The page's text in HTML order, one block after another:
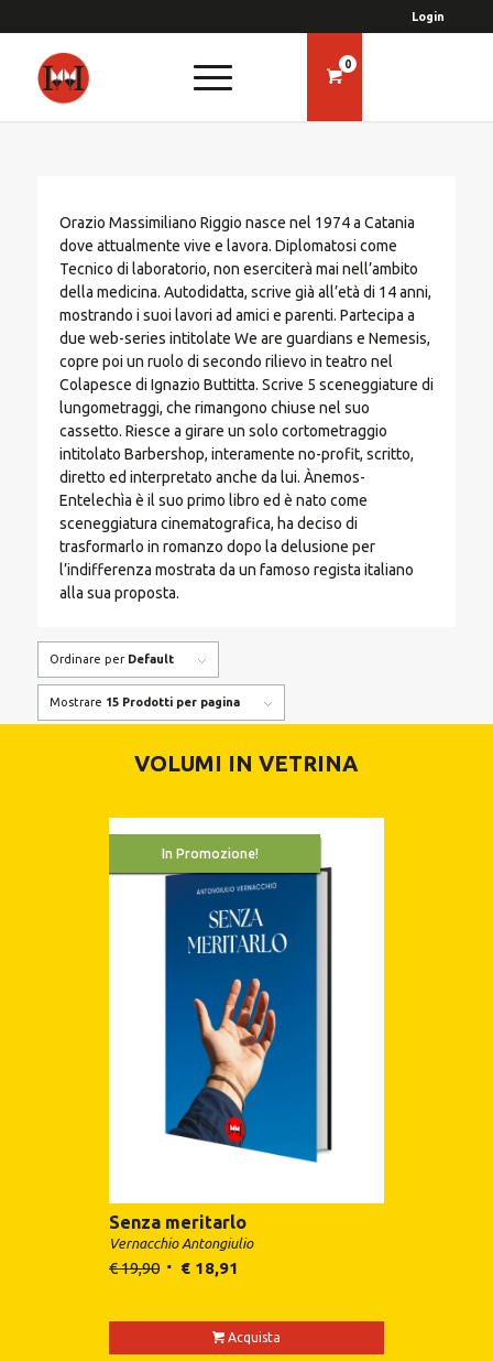
Login
0
Orazio Massimiliano Riggio nasce nel 1974 a Catania
dove attualmente vive e lavora. Diplomatosi come
Tecnico di laboratorio, non eserciterà mai nell’ambito
della medicina. Autodidatta, scrive già all’età di 14 anni,
mostrando i suoi lavori ad amici e parenti. Partecipa a
due web-series intitolate We are guardians e Nemesis,
copre poi un ruolo di secondo rilievo in teatro nel
Colapesce di Ignazio Buttitta. Scrive 5 sceneggiature di
lungometraggi, che rimangono chiuse nel suo
cassetto. Riesce a girare un solo cortometraggio
intitolato Barbershop, interamente no-profit, scritto,
diretto ed interpretato anche da lui. Ànemos-
Entelechìa è il suo primo libro ed è nato come
sceneggiatura cinematografica, ha deciso di
trasformarlo in romanzo dopo la delusione per
l’indifferenza mostrata da un famoso regista italiano
alla sua proposta.
Ordinare per Default
Mostrare 15 Prodotti per pagina
VOLUMI IN VETRINA
In Promozione!
Senza meritarlo
Vernacchio Antongiulio
€19,90 €18,91
Acquista